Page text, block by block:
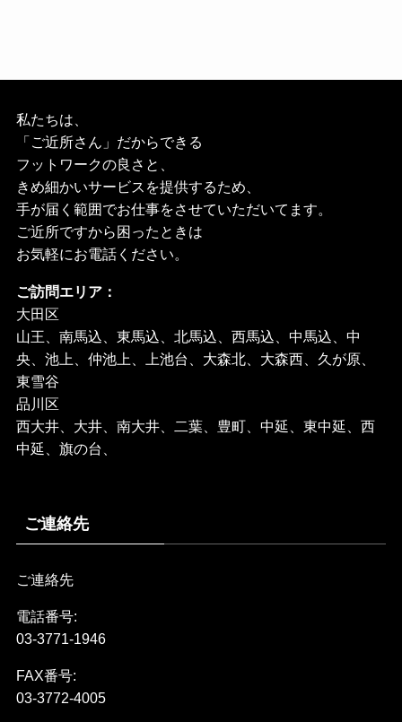
私たちは、
「ご近所さん」だからできる
フットワークの良さと、
きめ細かいサービスを提供するため、
手が届く範囲でお仕事をさせていただいてます。
ご近所ですから困ったときは
お気軽にお電話ください。
ご訪問エリア：
大田区
山王、南馬込、東馬込、北馬込、西馬込、中馬込、中
央、池上、仲池上、上池台、大森北、大森西、久が原、
東雪谷
品川区
西大井、大井、南大井、二葉、豊町、中延、東中延、西
中延、旗の台、
ご連絡先
ご連絡先
電話番号:
03-3771-1946
FAX番号:
03-3772-4005